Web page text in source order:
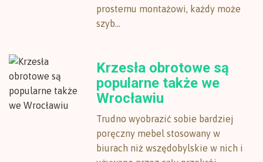
prostemu montażowi, każdy może
szyb...
Krzesła obrotowe są
popularne także we
Wrocławiu
Trudno wyobrazić sobie bardziej
poręczny mebel stosowany w
biurach niż wszędobylskie w nich i